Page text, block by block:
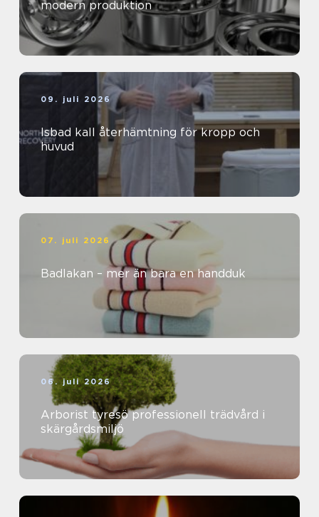
modern produktion
09. juli 2026
Isbad kall återhämtning för kropp och
huvud
07. juli 2026
Badlakan – mer än bara en handduk
06. juli 2026
Arborist tyresö professionell trädvård i
skärgårdsmiljö